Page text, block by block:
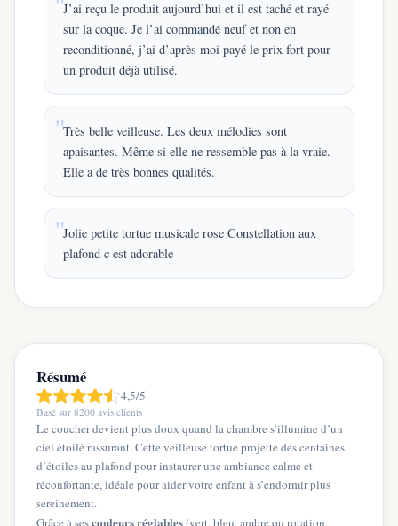
J’ai reçu le produit aujourd’hui et il est taché et rayé
sur la coque. Je l’ai commandé neuf et non en
reconditionné, j’ai d’après moi payé le prix fort pour
un produit déjà utilisé.
Très belle veilleuse. Les deux mélodies sont
apaisantes. Même si elle ne ressemble pas à la vraie.
Elle a de très bonnes qualités.
Jolie petite tortue musicale rose Constellation aux
plafond c est adorable
Résumé
4,5/5
Basé sur 8200 avis clients
Le coucher devient plus doux quand la chambre s’illumine d’un
ciel étoilé rassurant. Cette veilleuse tortue projette des centaines
d’étoiles au plafond pour instaurer une ambiance calme et
réconfortante, idéale pour aider votre enfant à s’endormir plus
sereinement.
Grâce à sescouleurs réglables(vert, bleu, ambre ou rotation